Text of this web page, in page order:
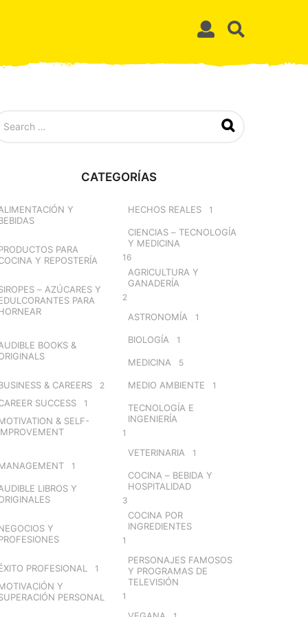
CATEGORÍAS
Y
PARA
Y REPOSTERÍA
– AZÚCARES Y
PARA
BOOKS &
& CAREERS 2
SUCCESS 1
& SELF-
1
LIBROS Y
Y
PROFESIONAL 1
Y
PERSONAL
HECHOS REALES 1
CIENCIAS – TECNOLOGÍA
Y MEDICINA
16
AGRICULTURA Y
GANADERÍA
2
ASTRONOMÍA 1
BIOLOGÍA 1
MEDICINA 5
MEDIO AMBIENTE 1
TECNOLOGÍA E
INGENIERÍA
1
VETERINARIA 1
COCINA – BEBIDA Y
HOSPITALIDAD
3
COCINA POR
INGREDIENTES
1
PERSONAJES FAMOSOS
Y PROGRAMAS DE
TELEVISIÓN
1